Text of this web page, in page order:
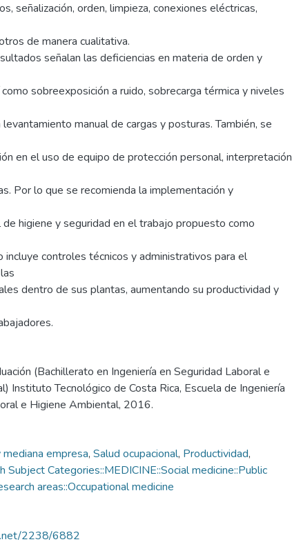
señalización, orden, limpieza, conexiones eléctricas,
de manera cualitativa.
señalan las deficiencias en materia de orden y
sobreexposición a ruido, sobrecarga térmica y niveles
manual de cargas y posturas. También, se
en el uso de equipo de protección personal, interpretación
Por lo que se recomienda la implementación y
higiene y seguridad en el trabajo propuesto como
incluye controles técnicos y administrativos para el
dentro de sus plantas, aumentando su productividad y
(Bachillerato en Ingeniería en Seguridad Laboral e
Instituto Tecnológico de Costa Rica, Escuela de Ingeniería
e Higiene Ambiental, 2016.
empresa, Salud ocupacional, Productividad,
Subject Categories::MEDICINE::Social medicine::Public
areas::Occupational medicine
2238/6882